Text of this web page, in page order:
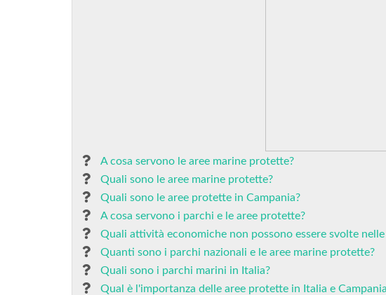
A cosa servono le aree marine protette?
Quali sono le aree marine protette?
Quali sono le aree protette in Campania?
A cosa servono i parchi e le aree protette?
Quali attività economiche non possono essere svolte
Quanti sono i parchi nazionali e le aree marine protette?
Quali sono i parchi marini in Italia?
Qual è l'importanza delle aree protette in Italia e